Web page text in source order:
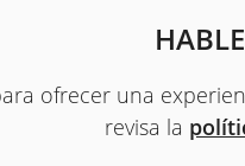
ofrecer una
revisa la